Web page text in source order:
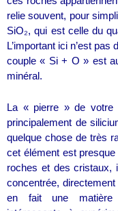
relie souvent, pour
SiO₂, qui est celle du
L’important ici n’est
couple « Si + O » est
minéral.
La « pierre » de votre
principalement de
quelque chose de très
cet élément est
roches et des cristaux,
concentrée,
en fait une matière